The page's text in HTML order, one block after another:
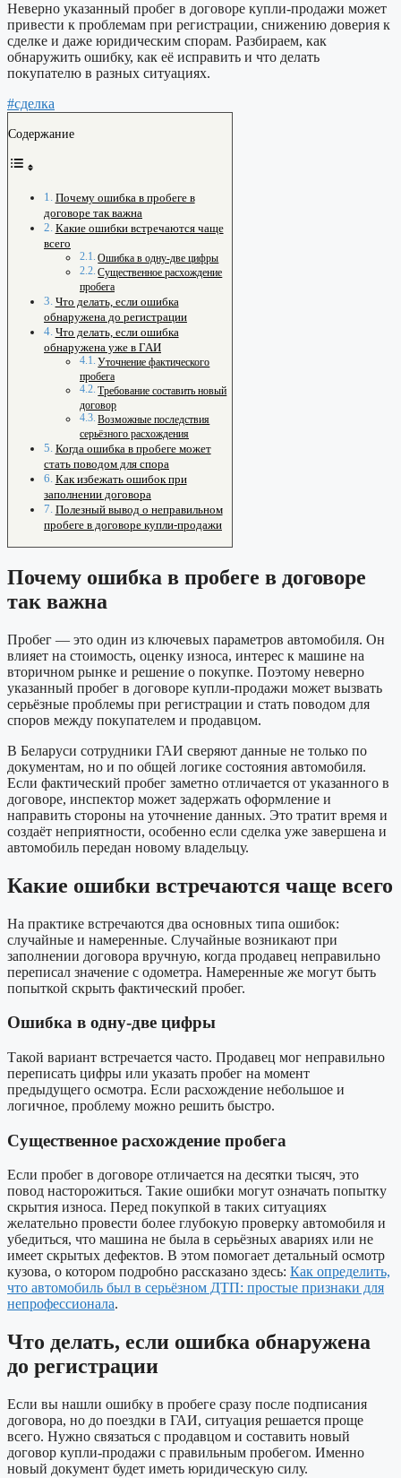
Неверно указанный пробег в договоре купли-продажи может
привести к проблемам при регистрации, снижению доверия к
сделке и даже юридическим спорам. Разбираем, как
обнаружить ошибку, как её исправить и что делать
покупателю в разных ситуациях.
#сделка
Содержание
Почему ошибка в пробеге в
договоре так важна
Какие ошибки встречаются чаще
всего
Ошибка в одну-две цифры
Существенное расхождение
пробега
Что делать, если ошибка
обнаружена до регистрации
Что делать, если ошибка
обнаружена уже в ГАИ
Уточнение фактического
пробега
Требование составить новый
договор
Возможные последствия
серьёзного расхождения
Когда ошибка в пробеге может
стать поводом для спора
Как избежать ошибок при
заполнении договора
Полезный вывод о неправильном
пробеге в договоре купли-продажи
Почему ошибка в пробеге в договоре
так важна
Пробег — это один из ключевых параметров автомобиля. Он
влияет на стоимость, оценку износа, интерес к машине на
вторичном рынке и решение о покупке. Поэтому неверно
указанный пробег в договоре купли-продажи может вызвать
серьёзные проблемы при регистрации и стать поводом для
споров между покупателем и продавцом.
В Беларуси сотрудники ГАИ сверяют данные не только по
документам, но и по общей логике состояния автомобиля.
Если фактический пробег заметно отличается от указанного в
договоре, инспектор может задержать оформление и
направить стороны на уточнение данных. Это тратит время и
создаёт неприятности, особенно если сделка уже завершена и
автомобиль передан новому владельцу.
Какие ошибки встречаются чаще всего
На практике встречаются два основных типа ошибок:
случайные и намеренные. Случайные возникают при
заполнении договора вручную, когда продавец неправильно
переписал значение с одометра. Намеренные же могут быть
попыткой скрыть фактический пробег.
Ошибка в одну-две цифры
Такой вариант встречается часто. Продавец мог неправильно
переписать цифры или указать пробег на момент
предыдущего осмотра. Если расхождение небольшое и
логичное, проблему можно решить быстро.
Существенное расхождение пробега
Если пробег в договоре отличается на десятки тысяч, это
повод насторожиться. Такие ошибки могут означать попытку
скрытия износа. Перед покупкой в таких ситуациях
желательно провести более глубокую проверку автомобиля и
убедиться, что машина не была в серьёзных авариях или не
имеет скрытых дефектов. В этом помогает детальный осмотр
кузова, о котором подробно рассказано здесь: Как определить,
что автомобиль был в серьёзном ДТП: простые признаки для
непрофессионала.
Что делать, если ошибка обнаружена
до регистрации
Если вы нашли ошибку в пробеге сразу после подписания
договора, но до поездки в ГАИ, ситуация решается проще
всего. Нужно связаться с продавцом и составить новый
договор купли-продажи с правильным пробегом. Именно
новый документ будет иметь юридическую силу.